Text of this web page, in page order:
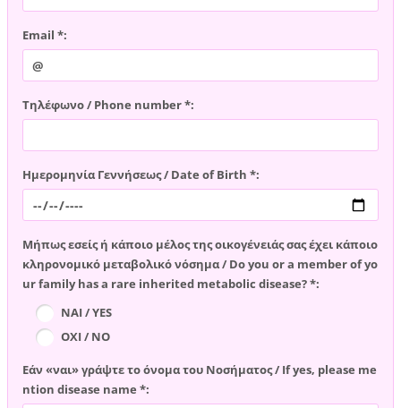
Email *:
Τηλέφωνο / Phone number *:
Ημερομηνία Γεννήσεως / Date of Birth *:
Μήπως εσείς ή κάποιο μέλος της οικογένειάς σας έχει κάποιο
κληρονομικό μεταβολικό νόσημα / Do you or a member of yo
ur family has a rare inherited metabolic disease? *:
ΝΑΙ / YES
ΟΧΙ / NO
Εάν «ναι» γράψτε το όνομα του Νοσήματος / If yes, please me
ntion disease name *: